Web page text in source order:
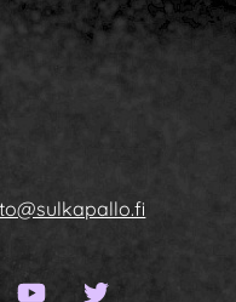
sivusivu
YouTube-kanava
Twitter-sivu